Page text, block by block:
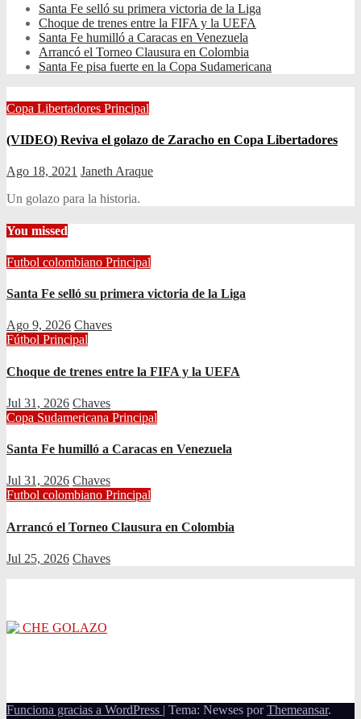
Santa Fe selló su primera victoria de la Liga
Choque de trenes entre la FIFA y la UEFA
Santa Fe humilló a Caracas en Venezuela
Arrancó el Torneo Clausura en Colombia
Santa Fe pisa fuerte en la Copa Sudamericana
Copa Libertadores Principal
(VIDEO) Reviva el golazo de Zaracho en Copa Libertadores
Ago 18, 2021 Janeth Araque
Un golazo para la historia.
You missed
Futbol colombiano Principal
Santa Fe selló su primera victoria de la Liga
Ago 9, 2026 Chaves
Fútbol Principal
Choque de trenes entre la FIFA y la UEFA
Jul 31, 2026 Chaves
Copa Sudamericana Principal
Santa Fe humilló a Caracas en Venezuela
Jul 31, 2026 Chaves
Futbol colombiano Principal
Arrancó el Torneo Clausura en Colombia
Jul 25, 2026 Chaves
Funciona gracias a WordPress | Tema: Newses porThemeansar.